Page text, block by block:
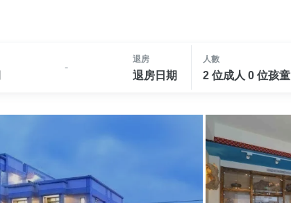
-
退房
退房日期
人數
2 位成人 0 位孩童